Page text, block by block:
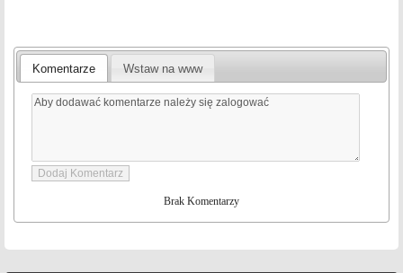
Komentarze Wstaw na www
Brak Komentarzy